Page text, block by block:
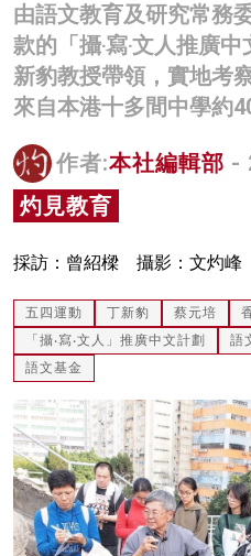
科技
影片
名家榜
灼見活動
關於我們
由語文教育及研究常務
款的「攝‧寫‧文人推廣
新豹教授帶領，實地考
來自本港十多間中學約
作者:本社編輯部 -
灼見教育
採訪：曾紹樑 攝影：文灼峰
五四運動 丁新豹 蔡元培
「攝‧寫‧文人」推廣中文計劃
語
語文基金